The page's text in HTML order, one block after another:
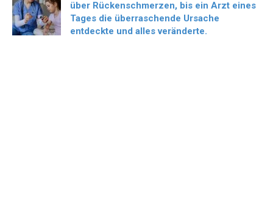
über Rückenschmerzen, bis ein Arzt eines
Tages die überraschende Ursache
entdeckte und alles veränderte.